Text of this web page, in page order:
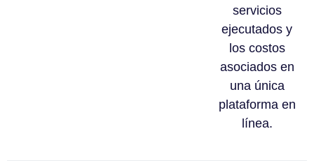
servicios
ejecutados y
los costos
asociados en
una única
plataforma en
línea.